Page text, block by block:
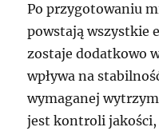
Po przygotowaniu
powstają wszystkie
zostaje dodatkowo
wpływa na
wymaganej
jest kontroli